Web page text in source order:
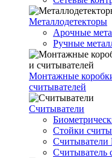
Металлодетекторы
Арочные
Ручные
Монтажные
считывателей
Считыватели
Стойки
Считыватели
Считыватель